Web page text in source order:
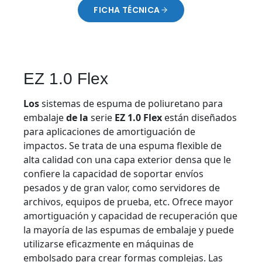
FICHA TÉCNICA
O
A
N
E
W
T
A
EZ 1.0 Flex
Lossistemas de espuma de poliuretano para
embalajede la serie EZ 1.0 Flex están diseñados
para aplicaciones de amortiguación de
impactos. Se trata de una espuma flexible de
alta calidad con una capa exterior densa que le
confiere la capacidad de soportar envíos
pesados y de gran valor, como servidores de
archivos, equipos de prueba, etc. Ofrece mayor
amortiguación y capacidad de recuperación que
la mayoría de las espumas de embalaje y puede
utilizarse eficazmente en máquinas de
embolsado para crear formas complejas. Las